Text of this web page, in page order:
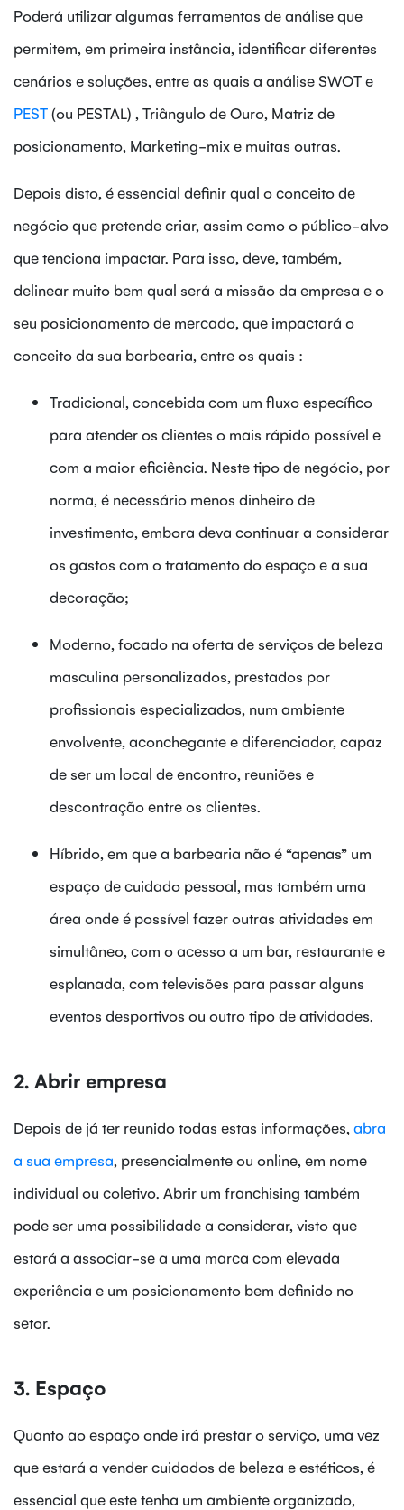
Poderá utilizar algumas ferramentas de análise que
permitem, em primeira instância, identificar diferentes
cenários e soluções, entre as quais a análise SWOT e
PEST(ou PESTAL) , Triângulo de Ouro, Matriz de
posicionamento, Marketing-mix e muitas outras.
Depois disto, é essencial definir qual o conceito de
negócio que pretende criar, assim como o público-alvo
que tenciona impactar. Para isso, deve, também,
delinear muito bem qual será a missão da empresa e o
seu posicionamento de mercado, que impactará o
conceito da sua barbearia, entre os quais :
Tradicional, concebida com um fluxo específico
para atender os clientes o mais rápido possível e
com a maior eficiência. Neste tipo de negócio, por
norma, é necessário menos dinheiro de
investimento, embora deva continuar a considerar
os gastos com o tratamento do espaço e a sua
decoração;
Moderno, focado na oferta de serviços de beleza
masculina personalizados, prestados por
profissionais especializados, num ambiente
envolvente, aconchegante e diferenciador, capaz
de ser um local de encontro, reuniões e
descontração entre os clientes.
Híbrido, em que a barbearia não é “apenas” um
espaço de cuidado pessoal, mas também uma
área onde é possível fazer outras atividades em
simultâneo, com o acesso a um bar, restaurante e
esplanada, com televisões para passar alguns
eventos desportivos ou outro tipo de atividades.
2. Abrir empresa
Depois de já ter reunido todas estas informações, abra
a sua empresa, presencialmente ou online, em nome
individual ou coletivo. Abrir um franchising também
pode ser uma possibilidade a considerar, visto que
estará a associar-se a uma marca com elevada
experiência e um posicionamento bem definido no
setor.
3. Espaço
Quanto ao espaço onde irá prestar o serviço, uma vez
que estará a vender cuidados de beleza e estéticos, é
essencial que este tenha um ambiente organizado,